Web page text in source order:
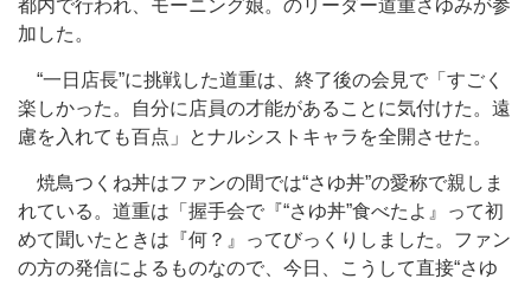
都内で行われ、モーニング娘。のリーダー道重さゆみが参
加した。
“一日店長”に挑戦した道重は、終了後の会見で「すごく
楽しかった。自分に店員の才能があることに気付けた。遠
慮を入れても百点」とナルシストキャラを全開させた。
焼鳥つくね丼はファンの間では“さゆ丼”の愛称で親しま
れている。道重は「握手会で『“さゆ丼”食べたよ』って初
めて聞いたときは『何？』ってびっくりしました。ファン
の方の発信によるものなので、今日、こうして直接“さゆ